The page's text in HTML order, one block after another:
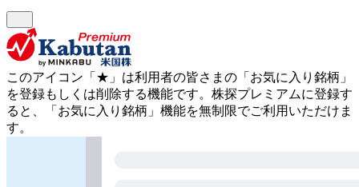
このアイコン 「★」 は利用者の皆さまの 「お気に入り銘柄」
を登録もしくは削除する機能です。 株探プレミアムに登録す
ると、「お気に入り銘柄」機能を無制限でご利用いただけま
す。